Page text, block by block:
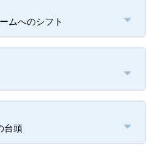
ムへのシフト
台頭